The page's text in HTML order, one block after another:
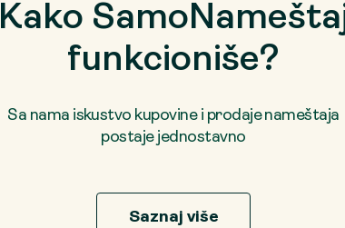
Kako
funkcioniše?
Sa nama iskustvo kupovine i prodaje nameštaja
postaje jednostavno
Saznaj više